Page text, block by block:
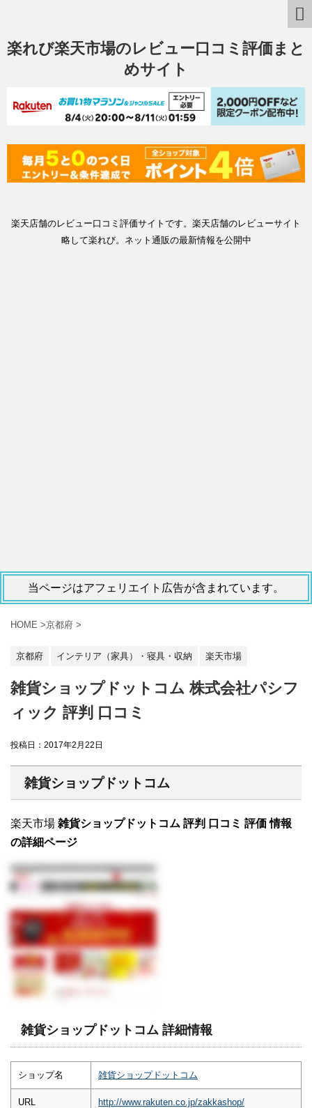
楽れび楽天市場のレビュー口コミ評価まと
めサイト
楽天店舗のレビュー口コミ評価サイトです。楽天店舗のレビューサイト
略して楽れび。ネット通販の最新情報を公開中
当ページはアフェリエイト広告が含まれています。
HOME >京都府 >
京都府 インテリア（家具）・寝具・収納 楽天市場
雑貨ショップドットコム 株式会社パシフ
ィック 評判 口コミ
投稿日： 2017年2月22日
雑貨ショップドットコム
楽天市場 雑貨ショップドットコム 評判 口コミ 評価 情報
の詳細ページ
雑貨ショップドットコム 詳細情報
ショップ名 雑貨ショップドットコム
URL http://www.rakuten.co.jp/zakkashop/